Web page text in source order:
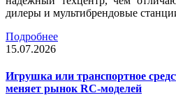
дилеры и мультибрендовые
Подробнее
15.07.2026
Игрушка или транспортное
меняет рынок RC-моделей